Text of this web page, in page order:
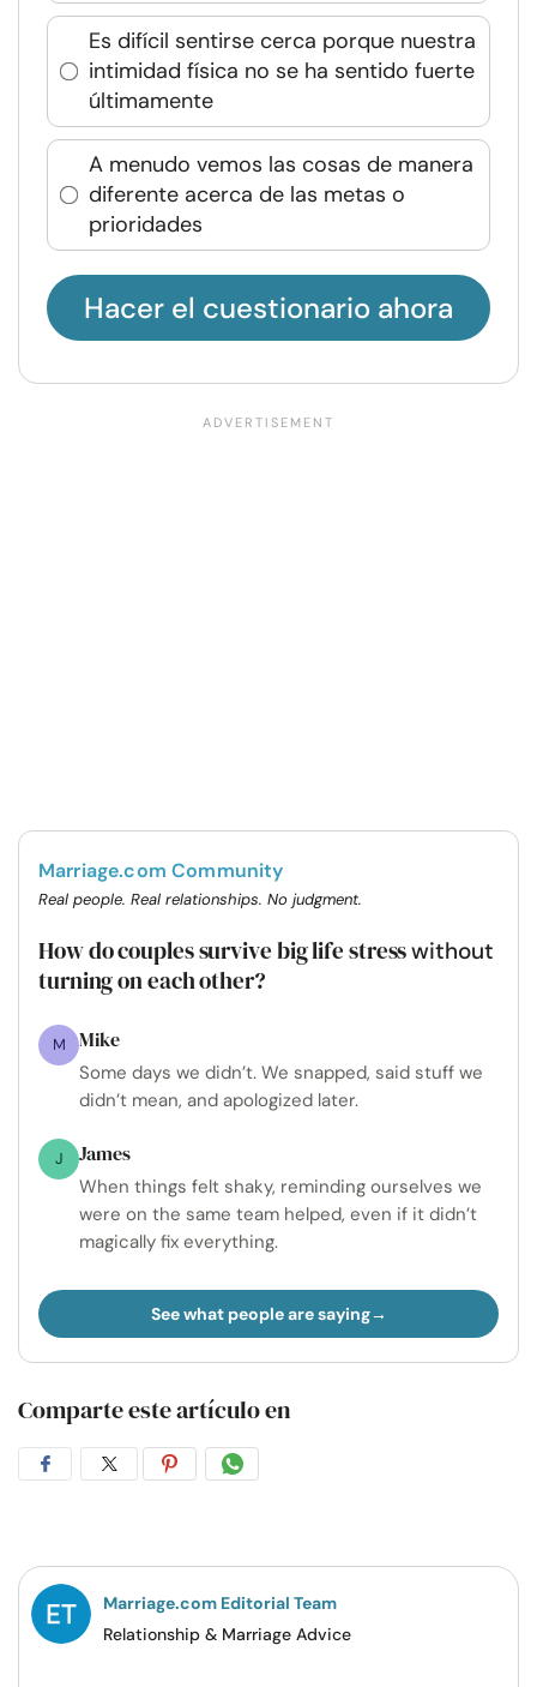
Es difícil sentirse cerca porque nuestra
intimidad física no se ha sentido fuerte
últimamente
A menudo vemos las cosas de manera
diferente acerca de las metas o
prioridades
Hacer el cuestionario ahora
Marriage.com Community
Real people. Real relationships. No judgment.
How do couples survive big life stresswithout
turning on each other?
M Mike
Some days we didn’t. We snapped, said stuff we
didn’t mean, and apologized later.
J James
When things felt shaky, reminding ourselves we
were on the same team helped, even if it didn’t
magically fix everything.
See what people are saying
Comparte este artículo en
CompartirCompartirCompartirCompartir
Marriage.com Editorial Team
Relationship & Marriage Advice